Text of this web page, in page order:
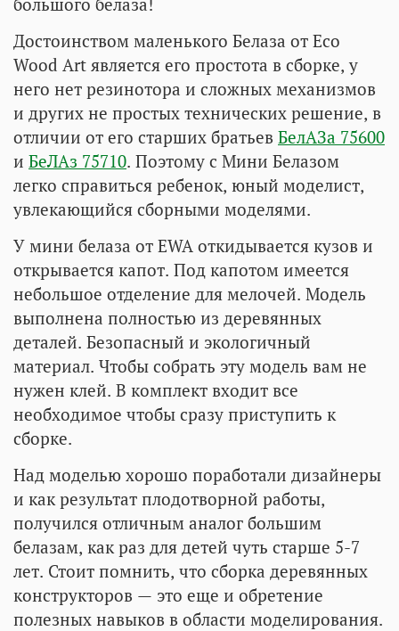
большого белаза!
Достоинством маленького Белаза от Eco
Wood Art является его простота в сборке, у
него нет резинотора и сложных механизмов
и других не простых технических решение, в
отличии от его старших братьев БелАЗа 75600
и БеЛАз 75710. Поэтому с Мини Белазом
легко справиться ребенок, юный моделист,
увлекающийся сборными моделями.
У мини белаза от EWA откидывается кузов и
открывается капот. Под капотом имеется
небольшое отделение для мелочей. Модель
выполнена полностью из деревянных
деталей. Безопасный и экологичный
материал. Чтобы собрать эту модель вам не
нужен клей. В комплект входит все
необходимое чтобы сразу приступить к
сборке.
Над моделью хорошо поработали дизайнеры
и как результат плодотворной работы,
получился отличным аналог большим
белазам, как раз для детей чуть старше 5-7
лет. Стоит помнить, что сборка деревянных
конструкторов — это еще и обретение
полезных навыков в области моделирования.